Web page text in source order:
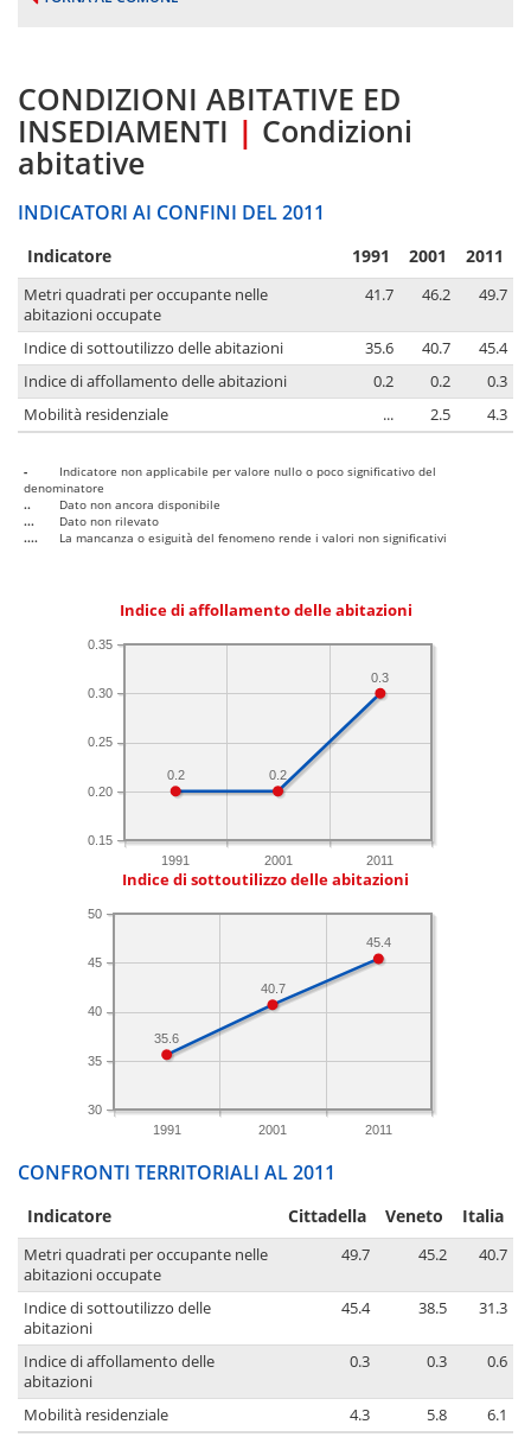
CONDIZIONI ABITATIVE ED
INSEDIAMENTI | Condizioni
abitative
INDICATORI AI CONFINI DEL 2011
Indicatore 1991 2001 2011
Metri quadrati per occupante nelle
abitazioni occupate
41.7 46.2 49.7
Indice di sottoutilizzo delle abitazioni 35.6 40.7
45.4
Indice di affollamento delle abitazioni
0.2 0.2
0.3
Mobilità residenziale
... 2.5 4.3
-
Indicatore non applicabile per valore nullo o poco significativo del
denominatore
..
Dato non ancora disponibile
...
Dato non rilevato
....
La mancanza o esiguità del fenomeno rende i valori non significativi
Indice di affollamento delle abitazioni
1991 2001 2011
0.15
0.20
0.25
0.30
0.35
0.3
0.2
0.2
Indice di sottoutilizzo delle abitazioni
1991 2001 2011
30
35
40
45
50
45.4
40.7
35.6
CONFRONTI TERRITORIALI AL 2011
Indicatore Cittadella Veneto Italia
Metri quadrati per occupante nelle
abitazioni occupate
49.7 45.2 40.7
Indice di sottoutilizzo delle
abitazioni
45.4 38.5 31.3
Indice di affollamento delle
abitazioni
0.3 0.3 0.6
Mobilità residenziale 4.3 5.8 6.1